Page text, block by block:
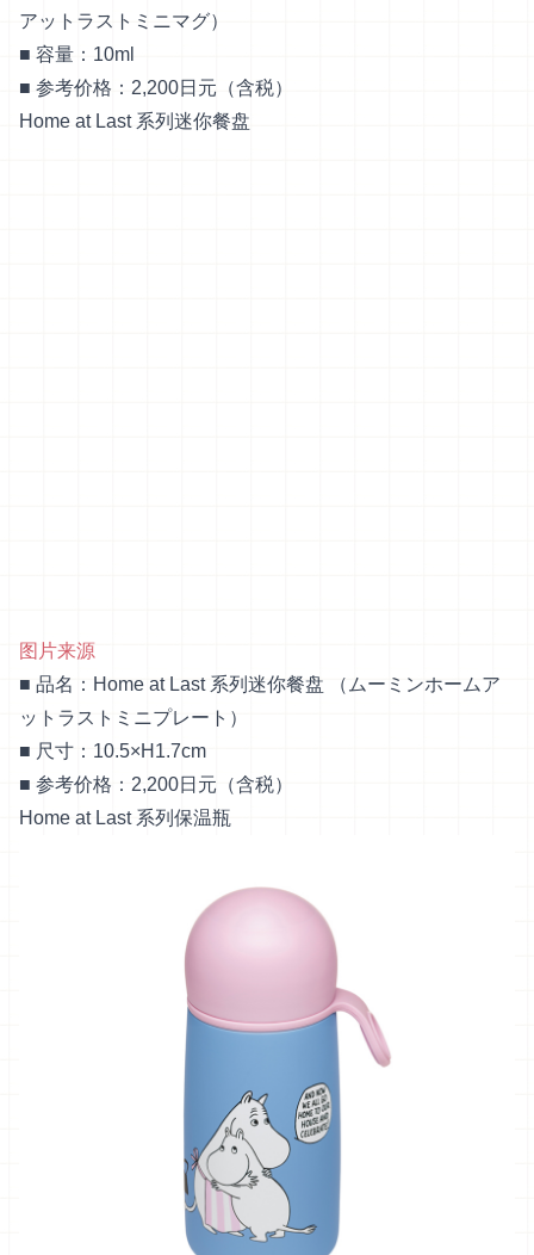
アットラストミニマグ）
■ 容量：10ml
■ 参考价格：2,200日元（含税）
Home at Last 系列迷你餐盘
图片来源
■ 品名：Home at Last 系列迷你餐盘 （ムーミンホームア
ットラストミニプレート）
■ 尺寸：10.5×H1.7cm
■ 参考价格：2,200日元（含税）
Home at Last 系列保温瓶